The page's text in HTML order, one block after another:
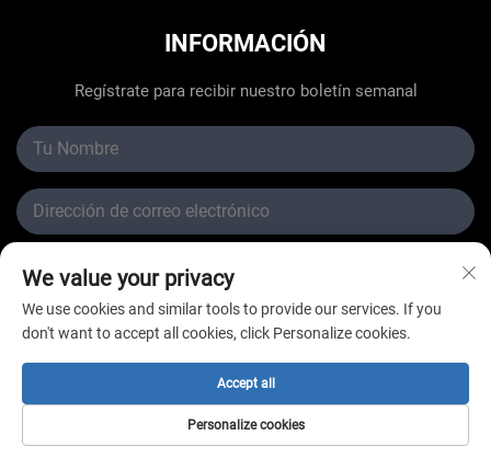
INFORMACIÓN
Regístrate para recibir nuestro boletín semanal
Enviar
Derechos de autor © Changzhou New Star Refrigeration
Co., Ltd. Todos los derechos reservados
We value your privacy
We use cookies and similar tools to provide our services. If you
don't want to accept all cookies, click Personalize cookies.
Personalize cookies
Accept all